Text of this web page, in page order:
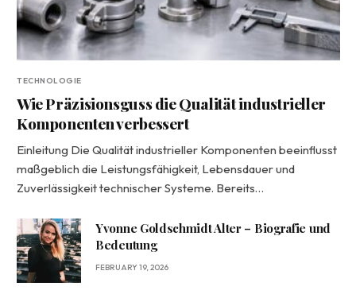
TECHNOLOGIE
Wie Präzisionsguss die Qualität industrieller
Komponenten verbessert
Einleitung Die Qualität industrieller Komponenten beeinflusst
maßgeblich die Leistungsfähigkeit, Lebensdauer und
Zuverlässigkeit technischer Systeme. Bereits…
Yvonne Goldschmidt Alter – Biografie und
Bedeutung
FEBRUARY 19, 2026